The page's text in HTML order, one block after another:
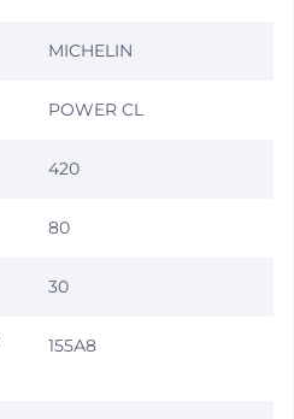
MICHELIN
POWER CL
420
80
30
155А8